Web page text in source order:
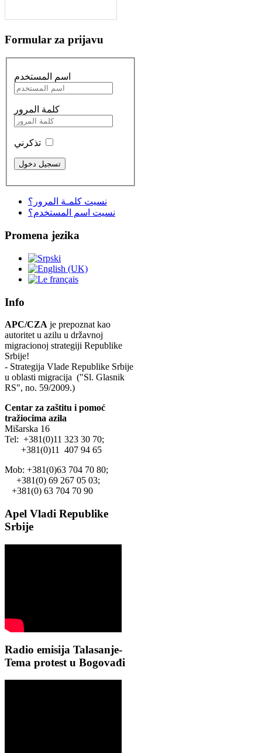
Formular za prijavu
اسم المستخدم
كلمة المرور
تذكرني
نسيت كلمـة المرور؟
نسيت اسم المستخدم؟
Promena jezika
Info
APC/CZA je prepoznat kao
autoritet u azilu u državnoj
migracionoj strategiji Republike
Srbije!
- Strategija Vlade Republike Srbije
u oblasti migracija ("Sl. Glasnik
RS", no. 59/2009.)
Centar za zaštitu i pomoć
tražiocima azila
Mišarska 16
Tel: +381(0)11 323 30 70;
+381(0)11 407 94 65
Mob: +381(0)63 704 70 80;
+381(0) 69 267 05 03;
+381(0) 63 704 70 90
Apel Vladi Republike
Srbije
Radio emisija Talasanje-
Tema protest u Bogovađi